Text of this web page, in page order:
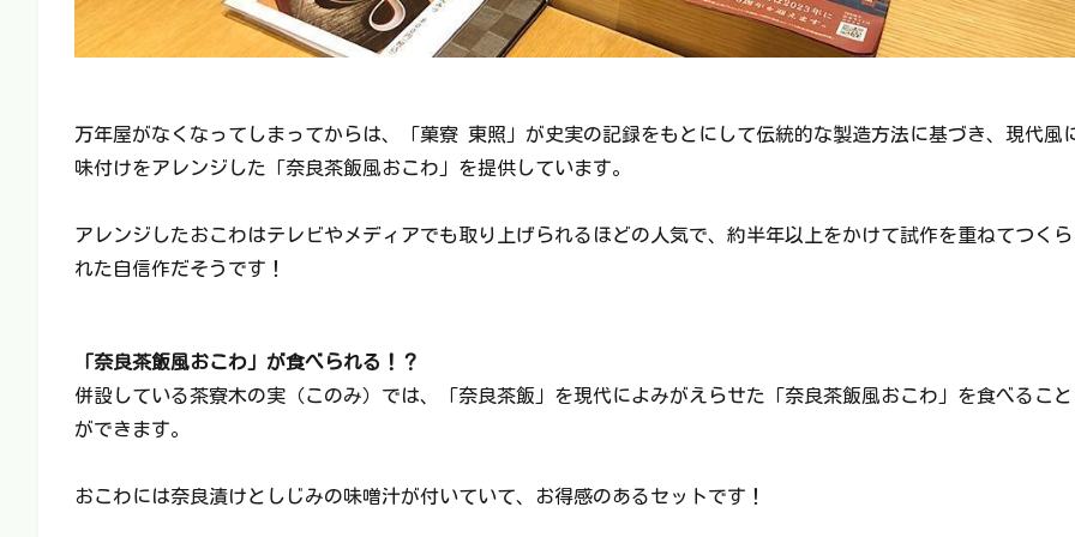
万年屋がなくなってしまってからは、「菓寮 東照」が史実の記録をもとにして伝統的な製造方法に基づき、現代風
味付けをアレンジした「奈良茶飯風おこわ」を提供しています。
アレンジしたおこわはテレビやメディアでも取り上げられるほどの人気で、約半年以上をかけて試作を重ねてつくら
れた自信作だそうです！
「奈良茶飯風おこわ」が食べられる！？
併設している茶寮木の実（このみ）では、「奈良茶飯」を現代によみがえらせた「奈良茶飯風おこわ」を食べること
ができます。
おこわには奈良漬けとしじみの味噌汁が付いていて、お得感のあるセットです！